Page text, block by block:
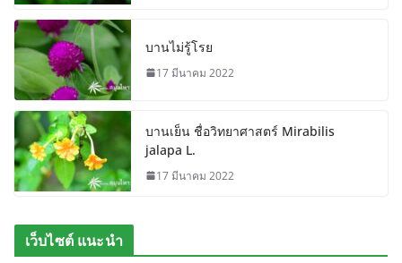
บานไม่รู้โรย
17 มีนาคม 2022
บานเย็น ชื่อวิทยาศาสตร์ Mirabilis
jalapa L.
17 มีนาคม 2022
เว็บไซต์ แนะนำ